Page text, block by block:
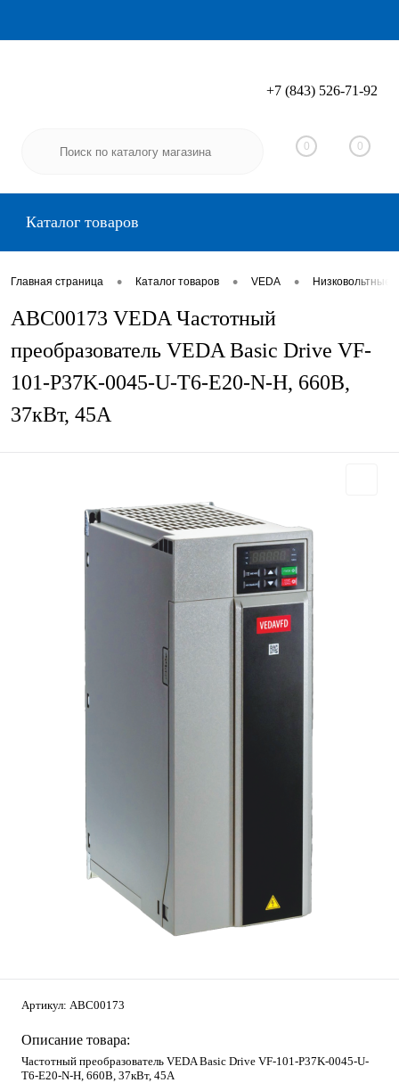
Вход Регистрация
+7 (843) 526-71-92
0 0
Каталог товаров
Главная страница • Каталог товаров • VEDA •
ABC00173 VEDA Частотный
преобразователь VEDA Basic Drive VF-
101-P37K-0045-U-T6-E20-N-H, 660В,
37кВт, 45А
Артикул: ABC00173
Описание товара:
Частотный преобразователь VEDA Basic Drive VF-101-P37K-0045-U-
T6-E20-N-H, 660В, 37кВт, 45А